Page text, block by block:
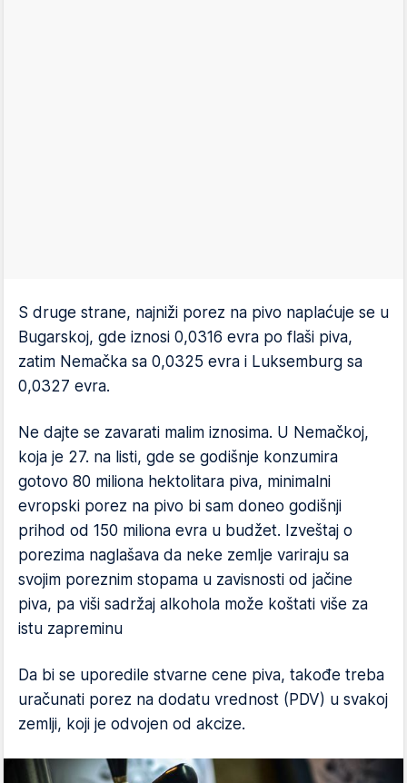
S druge strane, najniži porez na pivo naplaćuje se u
Bugarskoj, gde iznosi 0,0316 evra po flaši piva,
zatim Nemačka sa 0,0325 evra i Luksemburg sa
0,0327 evra.
Ne dajte se zavarati malim iznosima. U Nemačkoj,
koja je 27. na listi, gde se godišnje konzumira
gotovo 80 miliona hektolitara piva, minimalni
evropski porez na pivo bi sam doneo godišnji
prihod od 150 miliona evra u budžet. Izveštaj o
porezima naglašava da neke zemlje variraju sa
svojim poreznim stopama u zavisnosti od jačine
piva, pa viši sadržaj alkohola može koštati više za
istu zapreminu
Da bi se uporedile stvarne cene piva, takođe treba
uračunati porez na dodatu vrednost (PDV) u svakoj
zemlji, koji je odvojen od akcize.